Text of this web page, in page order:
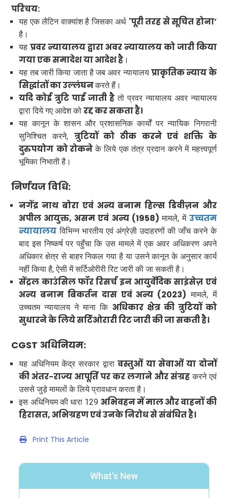
परिचय:
यह एक लैटिन वाक्यांश है जिसका अर्थ 'पूरी तरह से सूचित होना’
है।
यहप्रवर न्यायालय द्वारा अवर न्यायालय को जारी किया
गया एक समादेश या आदेश है ।
यह तब जारी किया जाता है जब अवर न्यायालयप्राकृतिक न्याय के
सिद्धांतों का उल्लंघनकरते हैं।
यदि कोई त्रुटि पाई जाती है तो प्रवर न्यायालय अवर न्यायालय
द्वारा दिये गए आदेश कोरद्द कर सकता है।
यह कानून के शासन और प्रशासनिक कार्यों पर न्यायिक निगरानी
सुनिश्चित करने, त्रुटियों को ठीक करने एवं शक्ति के
दुरुपयोग को रोकनेके लिये एक तंत्र प्रदान करने में महत्त्वपूर्ण
भूमिका निभाती है।
निर्णयज विधि:
नगेंद्र नाथ बोरा एवं अन्य बनाम हिल्स डिवीज़न और
अपील आयुक्त, असम एवं अन्य (1958)मामले, में उच्चतम
न्यायालय विभिन्न भारतीय एवं अंग्रेज़ी उदाहरणों की जाँच करने के
बाद इस निष्कर्ष पर पहुँचा कि उस मामले में एक अवर अधिकरण अपने
अधिकार क्षेत्र से बाहर निकल गया है या उसने कानून के अनुसार कार्य
नहीं किया है, ऐसी में सर्टिओरीरी रिट जारी की जा सकती है।
सेंट्रल काउंसिल फॉर रिसर्च इन आयुर्वेदिक साइंसेज़ एवं
अन्य बनाम बिकर्तन दास एवं अन्य (2023) मामले, में
उच्चतम न्यायालय ने माना कि अधिकार क्षेत्र की त्रुटियों को
सुधारने के लिये सर्टिओरारी रिट जारी की जा सकती है।
CGST अधिनियम:
यह अधिनियम केंद्र सरकार द्वारावस्तुओं या सेवाओं या दोनों
की अंतर-राज्य आपूर्ति पर कर लगाने और संग्रहकरने एवं
उससे जुड़े मामलों के लिये प्रावधान करता है।
इस अधिनियम की धारा 129 अभिवहन में माल और वाहनों की
हिरासत, अभिग्रहण एवं उनके निरोध से संबंधित है।
Print This Article
What's New